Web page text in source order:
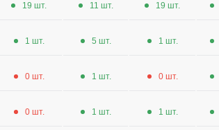
19 шт. 11 шт. 19 шт.
1 шт. 5 шт. 1 шт.
0 шт. 1 шт. 0 шт.
0 шт. 1 шт. 1 шт.